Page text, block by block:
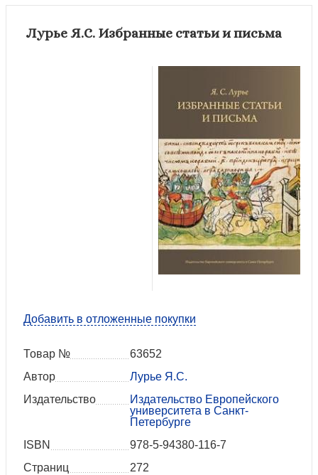
Лурье Я.С. Избранные статьи и письма
Добавить в отложенные покупки
Товар №
63652
Автор
Лурье Я.С.
Издательство
Издательство Европейского
университета в Санкт-
Петербурге
ISBN
978-5-94380-116-7
Страниц
272